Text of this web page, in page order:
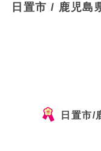
日置市 / 鹿児島
日置市/